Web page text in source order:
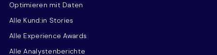
Optimieren mit Daten
Alle Kund:in Stories
Alle Experience Awards
Alle Analystenberichte